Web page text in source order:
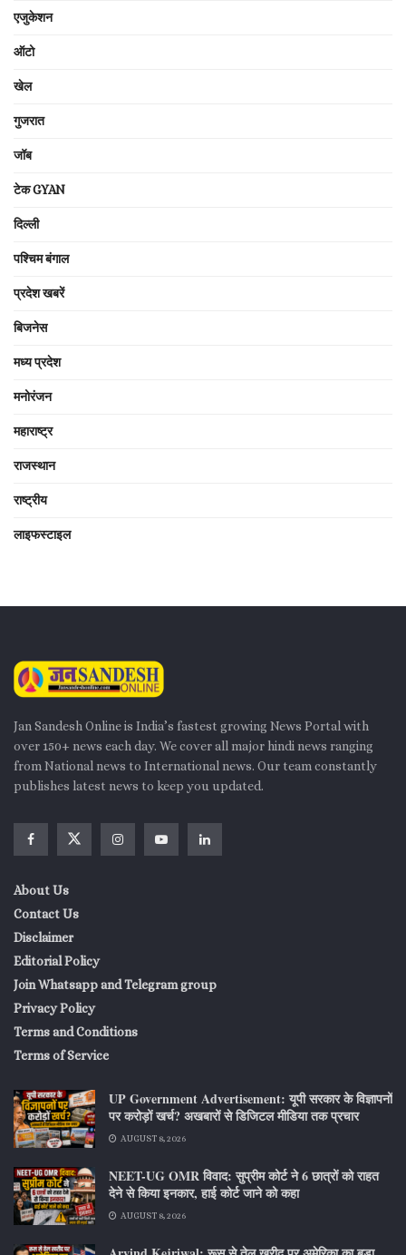
एजुकेशन
ऑटो
खेल
गुजरात
जॉब
टेक GYAN
दिल्ली
पश्चिम बंगाल
प्रदेश खबरें
बिजनेस
मध्य प्रदेश
मनोरंजन
महाराष्ट्र
राजस्थान
राष्ट्रीय
लाइफस्टाइल
Jan Sandesh Online is India’s fastest growing News Portal with
over 150+ news each day. We cover all major hindi news ranging
from National news to International news. Our team constantly
publishes latest news to keep you updated.
About Us
Contact Us
Disclaimer
Editorial Policy
Join Whatsapp and Telegram group
Privacy Policy
Terms and Conditions
Terms of Service
UP Government Advertisement: यूपी सरकार के विज्ञापनों
पर करोड़ों खर्च? अखबारों से डिजिटल मीडिया तक प्रचार
AUGUST 8, 2026
NEET-UG OMR विवाद: सुप्रीम कोर्ट ने 6 छात्रों को राहत
देने से किया इनकार, हाई कोर्ट जाने को कहा
AUGUST 8, 2026